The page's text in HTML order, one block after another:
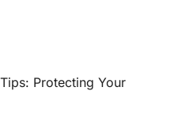
Protecting Your